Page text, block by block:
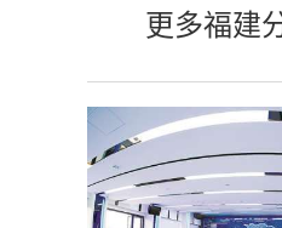
更多福建